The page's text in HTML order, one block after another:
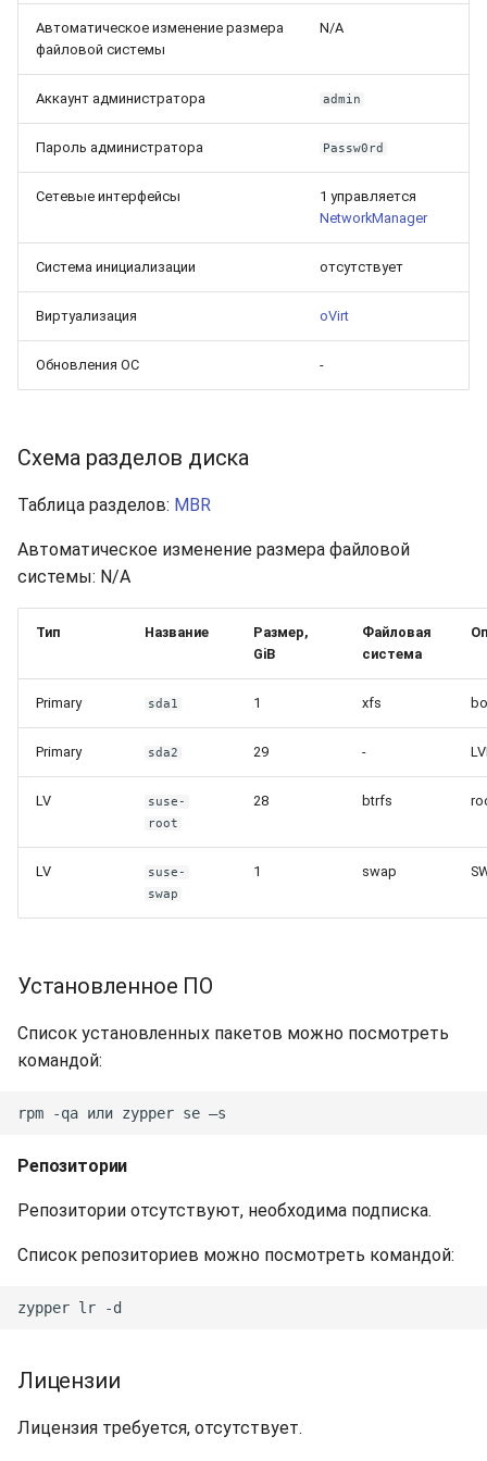
Автоматическое изменение размера
файловой системы
N/A
Аккаунт администратора admin
Пароль администратора Passw0rd
Сетевые интерфейсы
1 управляется
NetworkManager
Система инициализации отсутствует
Виртуализация oVirt
Обновления ОС -
Схема разделов диска
Таблица разделов: MBR
Автоматическое изменение размера файловой
системы: N/A
Тип Название
Размер,
GiB
Файловая
система
Primary sda1 1 xfs
Primary sda2 29 -
LV
suse-
root
28 btrfs
LV
suse-
swap
1 swap
Установленное ПО
Список установленных пакетов можно посмотреть
командой:
Репозитории
Репозитории отсутствуют, необходима подписка.
Список репозиториев можно посмотреть командой:
Лицензии
Лицензия требуется, отсутствует.